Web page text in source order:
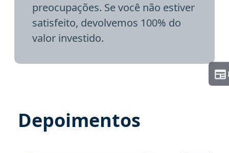
preocupações. Se você não estiver
satisfeito, devolvemos 100% do
valor investido.
Depoimentos